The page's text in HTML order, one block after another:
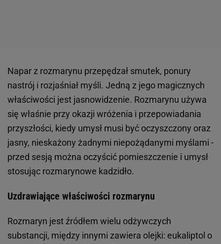
Napar z rozmarynu przepędzał smutek, ponury
nastrój i rozjaśniał myśli. Jedną z jego magicznych
właściwości jest jasnowidzenie. Rozmarynu używa
się właśnie przy okazji wróżenia i przepowiadania
przyszłości, kiedy umysł musi być oczyszczony oraz
jasny, nieskażony żadnymi niepożądanymi myślami -
przed sesją można oczyścić pomieszczenie i umysł
stosując rozmarynowe kadzidło.
Uzdrawiające właściwości rozmarynu
Rozmaryn jest źródłem wielu odżywczych
substancji, między innymi zawiera olejki: eukaliptol o